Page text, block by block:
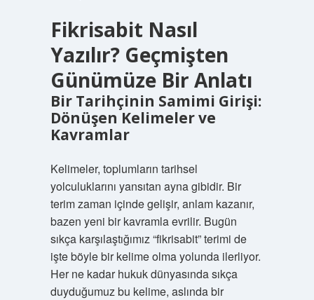
Fikrisabit Nasıl
Yazılır? Geçmişten
Günümüze Bir Anlatı
Bir Tarihçinin Samimi Girişi:
Dönüşen Kelimeler ve
Kavramlar
Kelimeler, toplumların tarihsel
yolculuklarını yansıtan ayna gibidir. Bir
terim zaman içinde gelişir, anlam kazanır,
bazen yeni bir kavramla evrilir. Bugün
sıkça karşılaştığımız “fikrisabit” terimi de
işte böyle bir kelime olma yolunda ilerliyor.
Her ne kadar hukuk dünyasında sıkça
duyduğumuz bu kelime, aslında bir